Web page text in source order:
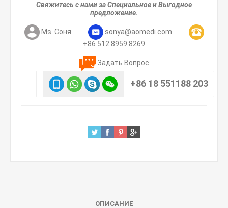
Свяжитесь с нами за Специальное и Выгодное
предложение.
Ms. Соня
sonya@aomedi.com
+86 512 8959 8269
Задать Вопрос
+86 18 551188 203
ОПИСАНИЕ